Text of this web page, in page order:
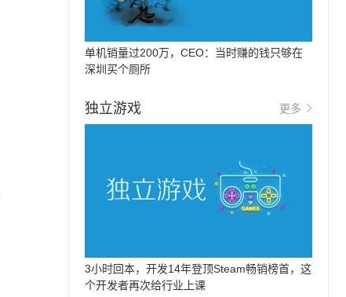
单机销量过200万，CEO：当时赚的钱只够在
深圳买个厕所
独立游戏 更多
3小时回本，开发14年登顶Steam畅销榜首，这
个开发者再次给行业上课